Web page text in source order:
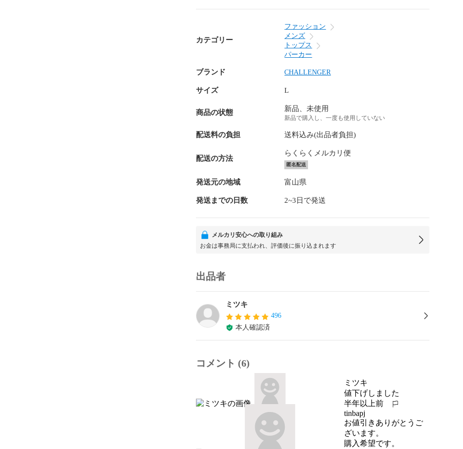
カテゴリー
ファッション
メンズ
トップス
パーカー
ブランド CHALLENGER
サイズ L
商品の状態 新品、未使用
新品で購入し、一度も使用していない
配送料の負担 送料込み(出品者負担)
配送の方法
らくらくメルカリ便
匿名配送
発送元の地域 富山県
発送までの日数 2~3日で発送
メルカリ安心への取り組み
お金は事務局に支払われ、評価後に振り込まれます
出品者
ミツキ
496
本人確認済
コメント (6)
ミツキ
値下げしました
半年以上前
報告する
tinbapj
お値引きありがとうご
ざいます。
購入希望です。